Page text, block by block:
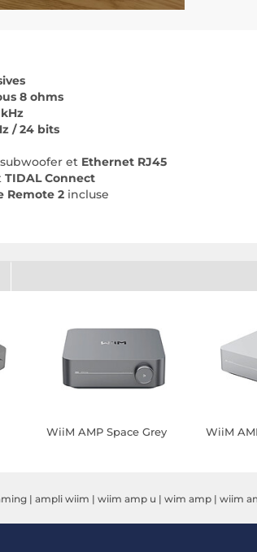
8 ohms
/ 24 bits
et Ethernet RJ45
TIDAL Connect
Remote 2 incluse
WiiM AMP Space Grey WiiM
| ampli wiim | wiim amp u | wim amp | wiim